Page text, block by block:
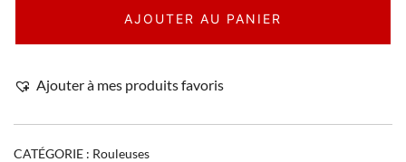
AJOUTER AU PANIER
Ajouter à mes produits favoris
CATÉGORIE : Rouleuses